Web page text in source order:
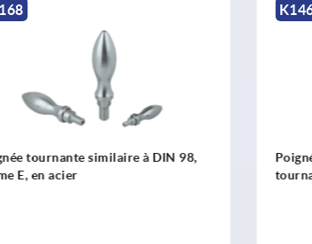
K1468
Poignées cylindriques en plastique
tournantes